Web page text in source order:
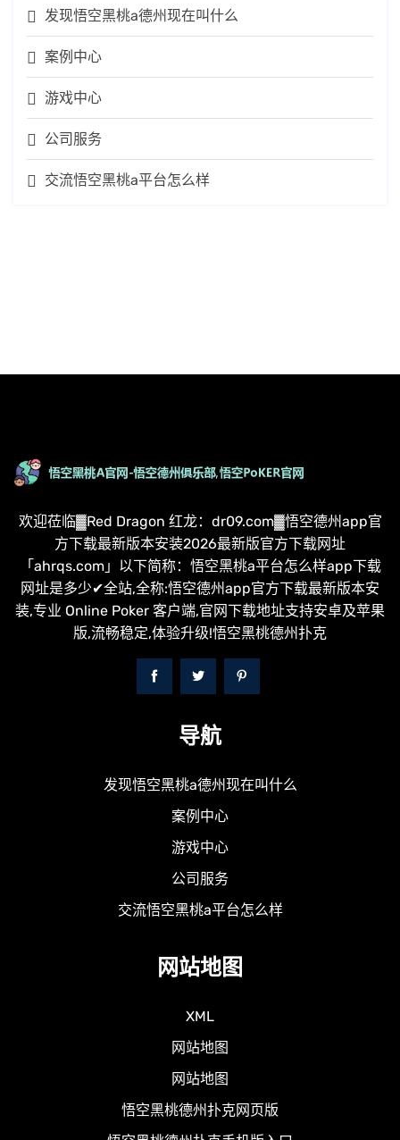
发现悟空黑桃a德州现在叫什么
案例中心
游戏中心
公司服务
交流悟空黑桃a平台怎么样
欢迎莅临▓Red Dragon 红龙：dr09.com▓悟空德州app官
方下载最新版本安装2026最新版官方下载网址
「ahrqs.com」以下简称：悟空黑桃a平台怎么样app下载
网址是多少✔全站,全称:悟空德州app官方下载最新版本安
装,专业 Online Poker 客户端,官网下载地址支持安卓及苹果
版,流畅稳定,体验升级!悟空黑桃德州扑克
导航
发现悟空黑桃a德州现在叫什么
案例中心
游戏中心
公司服务
交流悟空黑桃a平台怎么样
网站地图
XML
网站地图
网站地图
悟空黑桃德州扑克网页版